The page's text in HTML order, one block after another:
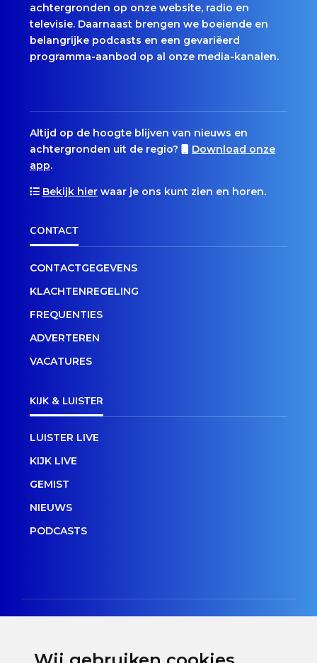
achtergronden op onze website, radio en
televisie. Daarnaast brengen we boeiende en
belangrijke podcasts en een gevariëerd
programma-aanbod op al onze media-kanalen.
Altijd op de hoogte blijven van nieuws en
achtergronden uit de regio?
Download onze
app.
Bekijk hier waar je ons kunt zien en horen.
CONTACT
CONTACTGEGEVENS
KLACHTENREGELING
FREQUENTIES
ADVERTEREN
VACATURES
KIJK & LUISTER
LUISTER LIVE
KIJK LIVE
GEMIST
NIEUWS
PODCASTS